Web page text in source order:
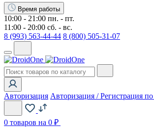
Время работы
10:00 - 21:00 пн. - пт.
11:00 - 20:00 сб. - вс.
8 (993) 563-44-44 8 (800) 505-31-07
Авторизация Авторизация / Регистрация
0 товаров на 0 ₽